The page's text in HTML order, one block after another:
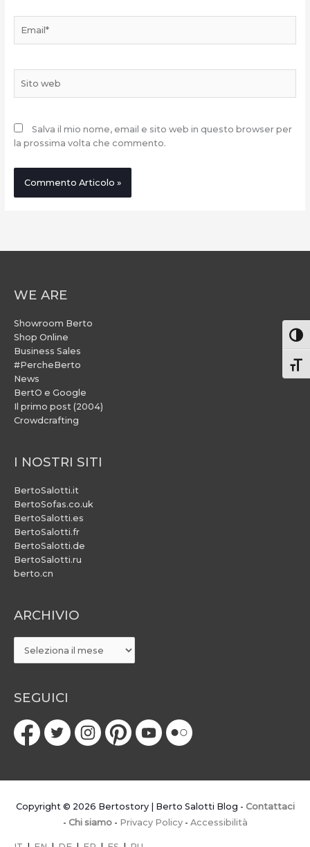
web
Salva il mio nome, email e sito web in questo browser per
la prossima volta che commento.
WE ARE
Showroom Berto
Shop Online
Business Sales
#PercheBerto
News
BertO e Google
Il primo post (2004)
Crowdcrafting
I NOSTRI SITI
BertoSalotti.it
BertoSofas.co.uk
BertoSalotti.es
BertoSalotti.fr
BertoSalotti.de
BertoSalotti.ru
berto.cn
ARCHIVIO
ARCHIVIO
SEGUICI
Copyright © 2026 Bertostory | Berto Salotti Blog - Contattaci
- Chi siamo- Privacy Policy- Accessibilità